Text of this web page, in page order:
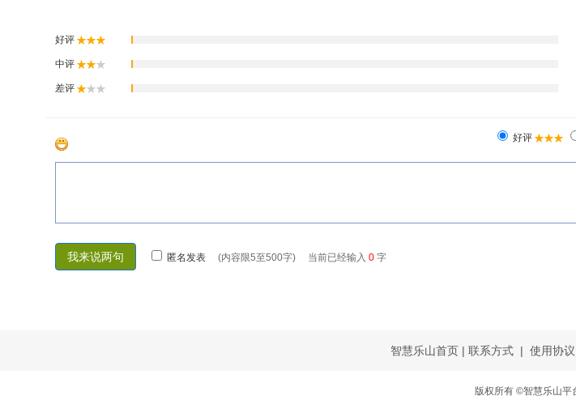
智慧乐山首页 | 联系方式 | 使用协议
版权所有 ©智慧乐山平